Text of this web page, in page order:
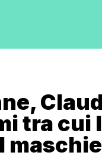
tra cui